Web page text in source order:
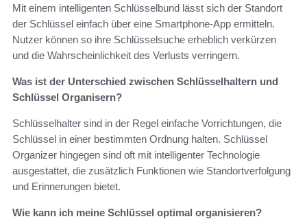
Mit einem intelligenten Schlüsselbund lässt sich der Standort
der Schlüssel einfach über eine Smartphone-App ermitteln.
Nutzer können so ihre Schlüsselsuche erheblich verkürzen
und die Wahrscheinlichkeit des Verlusts verringern.
Was ist der Unterschied zwischen Schlüsselhaltern und
Schlüssel Organisern?
Schlüsselhalter sind in der Regel einfache Vorrichtungen, die
Schlüssel in einer bestimmten Ordnung halten. Schlüssel
Organizer hingegen sind oft mit intelligenter Technologie
ausgestattet, die zusätzlich Funktionen wie Standortverfolgung
und Erinnerungen bietet.
Wie kann ich meine Schlüssel optimal organisieren?